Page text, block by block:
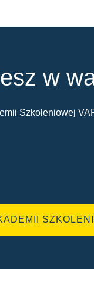
w
Szkoleniowej